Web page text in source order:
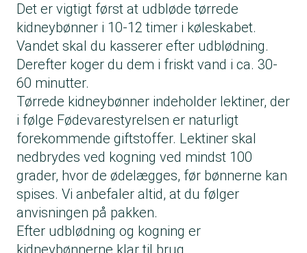
Det er vigtigt først at udbløde tørrede
kidneybønner i 10-12 timer i køleskabet.
Vandet skal du kasserer efter udblødning.
Derefter koger du dem i friskt vand i ca. 30-
60 minutter.
Tørrede kidneybønner indeholder lektiner, der
i følge Fødevarestyrelsen er naturligt
forekommende giftstoffer. Lektiner skal
nedbrydes ved kogning ved mindst 100
grader, hvor de ødelægges, før bønnerne kan
spises. Vi anbefaler altid, at du følger
anvisningen på pakken.
Efter udblødning og kogning er